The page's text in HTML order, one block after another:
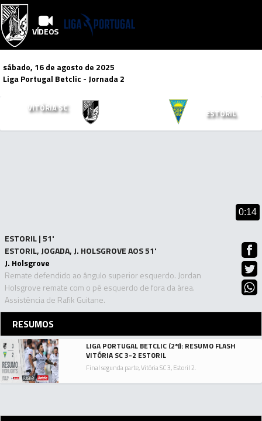
VÍDEOS
sábado, 16 de agosto de 2025
Liga Portugal Betclic - Jornada 2
VITÓRIA SC
ESTORIL
0:14
ESTORIL | 51'
ESTORIL, JOGADA, J. HOLSGROVE AOS 51'
J. Holsgrove
Remate defendido ao ângulo superior esquerdo. Jordan
Holsgrove remate com o pé esquerdo de fora da área.
Assistência de Rafik Guitane.
RESUMOS
LIGA PORTUGAL BETCLIC (2ªJ): RESUMO FLASH
VITÓRIA SC 3-2 ESTORIL
Final segunda parte, Vitória SC 3, Estoril 2.